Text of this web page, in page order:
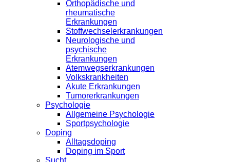
Orthopädische und
rheumatische
Erkrankungen
Stoffwechselerkrankungen
Neurologische und
psychische
Erkrankungen
Atemwegserkrankungen
Volkskrankheiten
Akute Erkrankungen
Tumorerkrankungen
Psychologie
Allgemeine Psychologie
Sportpsychologie
Doping
Alltagsdoping
Doping im Sport
Sucht